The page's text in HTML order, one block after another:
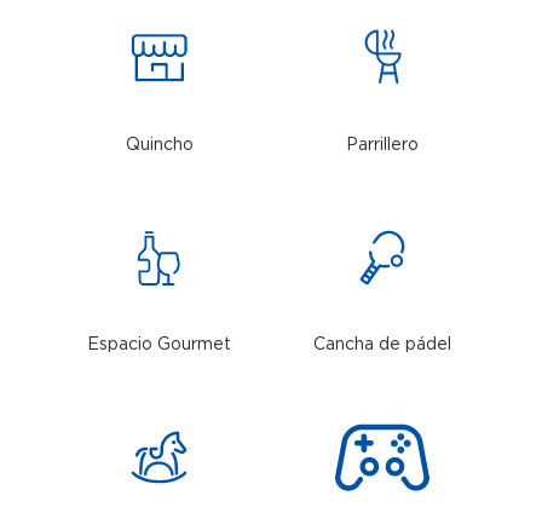
Quincho Parrillero
Espacio Gourmet Cancha de pádel